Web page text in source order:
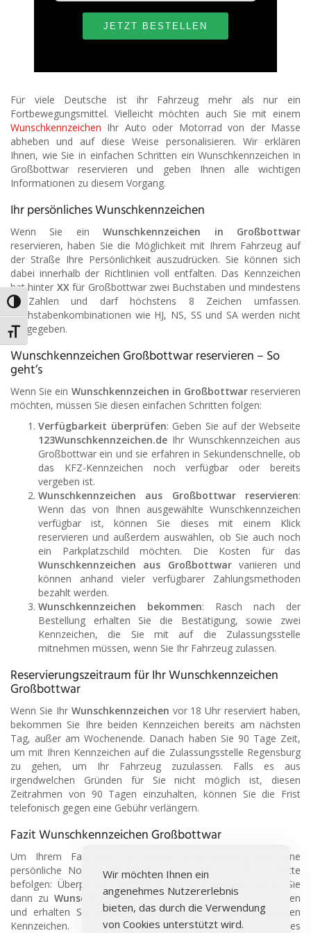
Umschalten auf hohe Kontraste
Schrift vergrößern
Für viele Deutsche ist ihr Fahrzeug mehr als nur ein
Fortbewegungsmittel. Vielleicht möchten auch Sie mit einem
Wunschkennzeichen Ihr Auto oder Motorrad von der Masse
abheben und auf diese Weise personalisieren. Wir erklären
Ihnen, wie Sie in einfachen Schritten ein Wunschkennzeichen in
Großbottwar reservieren und geben Ihnen alle wichtigen
Informationen zu diesem Vorgang.
Ihr persönliches Wunschkennzeichen
Wenn Sie einWunschkennzeichen in Großbottwar
reservieren, haben Sie die Möglichkeit mit Ihrem Fahrzeug auf
der Straße Ihre Persönlichkeit auszudrücken. Sie können sich
dabei innerhalb der Richtlinien voll entfalten. Das Kennzeichen
hat hinter XXfür Großbottwar zwei Buchstaben und mindestens
3 Zahlen und darf höchstens 8 Zeichen umfassen.
Buchstabenkombinationen wie HJ, NS, SS und SA werden nicht
ausgegeben.
Wunschkennzeichen Großbottwar reservieren – So
geht’s
Wenn Sie ein Wunschkennzeichen in Großbottwarreservieren
möchten, müssen Sie diesen einfachen Schritten folgen:
Verfügbarkeit überprüfen: Geben Sie auf der Webseite
123Wunschkennzeichen.de Ihr Wunschkennzeichen aus
Großbottwar ein und sie erfahren in Sekundenschnelle, ob
das KFZ-Kennzeichen noch verfügbar oder bereits
vergeben ist.
Wunschkennzeichen aus Großbottwar reservieren:
Wenn das von Ihnen ausgewählte Wunschkennzeichen
verfügbar ist, können Sie dieses mit einem Klick
reservieren und außerdem auswählen, ob Sie auch noch
ein Parkplatzschild möchten. Die Kosten für das
Wunschkennzeichen aus Großbottwarvariieren und
können anhand vieler verfügbarer Zahlungsmethoden
bezahlt werden.
Wunschkennzeichen bekommen: Rasch nach der
Bestellung erhalten Sie die Bestätigung, sowie zwei
Kennzeichen, die Sie mit auf die Zulassungsstelle
mitnehmen müssen, wenn Sie Ihr Fahrzeug zulassen.
Reservierungszeitraum für Ihr Wunschkennzeichen
Großbottwar
Wenn Sie Ihr Wunschkennzeichen vor 18 Uhr reserviert haben,
bekommen Sie Ihre beiden Kennzeichen bereits am nächsten
Tag, außer am Wochenende. Danach haben Sie 90 Tage Zeit,
um mit Ihren Kennzeichen auf die Zulassungsstelle Regensburg
zu gehen, um Ihr Fahrzeug zuzulassen. Falls es aus
irgendwelchen Gründen für Sie nicht möglich ist, diesen
Zeitrahmen von 90 Tagen einzuhalten, können Sie die Frist
telefonisch gegen eine Gebühr verlängern.
Fazit Wunschkennzeichen Großbottwar
Um Ihrem Fahrzeug mit einem Wunschkennzeichen eine
persönliche Note zu verleihen, müssen Sie nur drei Schritte
befolgen: Überprüfen Sie online die Verfügbarkeit, gehen Sie
dann zuWunschkennzeichen aus Großbottwar
reservieren
und erhalten Sie bereits am nächsten Tag Ihre individuellen
Kennzeichen. Durch die Online Buchung des
Wir möchten Ihnen ein
angenehmes Nutzererlebnis
bieten, das durch die Verwendung
von Cookies unterstützt wird.